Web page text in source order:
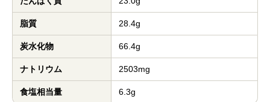
脂質 28.4g
炭水化物 66.4g
ナトリウム 2503mg
食塩相当量 6.3g